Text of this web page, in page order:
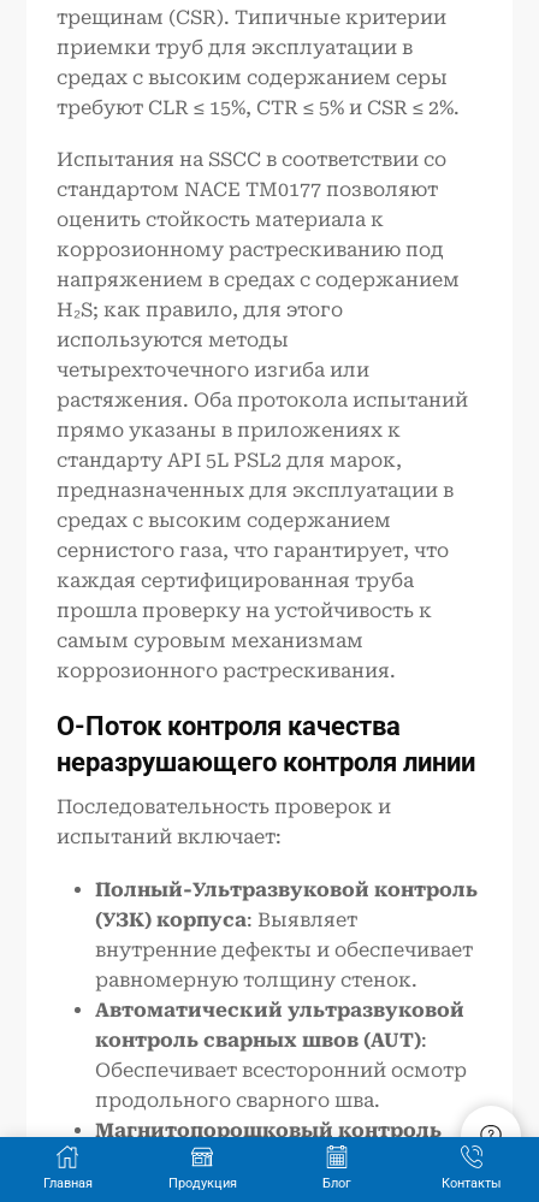
трещинам (CSR). Типичные критерии
приемки труб для эксплуатации в
средах с высоким содержанием серы
требуют CLR ≤ 15%, CTR ≤ 5% и CSR ≤ 2%.
Испытания на SSCC в соответствии со
стандартом NACE TM0177 позволяют
оценить стойкость материала к
коррозионному растрескиванию под
напряжением в средах с содержанием
H₂S; как правило, для этого
используются методы
четырехточечного изгиба или
растяжения. Оба протокола испытаний
прямо указаны в приложениях к
стандарту API 5L PSL2 для марок,
предназначенных для эксплуатации в
средах с высоким содержанием
сернистого газа, что гарантирует, что
каждая сертифицированная труба
прошла проверку на устойчивость к
самым суровым механизмам
коррозионного растрескивания.
О-Поток контроля качества
неразрушающего контроля линии
Последовательность проверок и
испытаний включает:
Полный-Ультразвуковой контроль
(УЗК) корпуса: Выявляет
внутренние дефекты и обеспечивает
равномерную толщину стенок.
Автоматический ультразвуковой
контроль сварных швов (AUT):
Обеспечивает всесторонний осмотр
продольного сварного шва.
Магнитопорошковый контроль
(MPI) в условиях влажной среды
Проводит осмотр торцов труб на
Главная Продукция Блог Контакты